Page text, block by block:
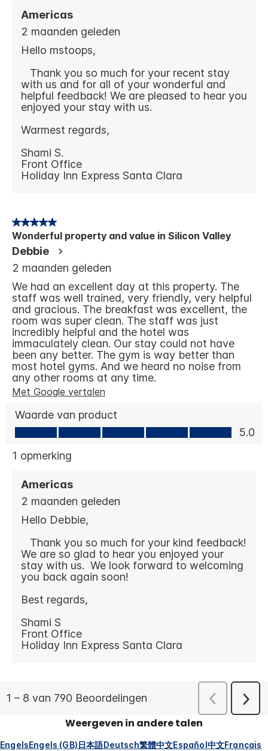
Weergeven in andere talen
EngelsEngels (GB)日本語Deutsch繁體中文Español中文Français